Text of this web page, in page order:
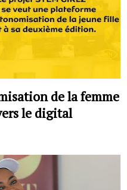
de la femme
le digital